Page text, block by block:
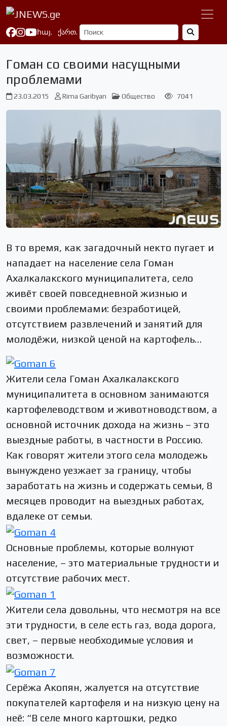
հայ. ქართ.
Гоман со своими насущными
проблемами
23.03.2015 Rima Garibyan Общество 7041
В то время, как загадочный некто пугает и
нападает на население села Гоман
Ахалкалакского муниципалитета, село
живёт своей повседневной жизнью и
своими проблемами: безработицей,
отсутствием развлечений и занятий для
молодёжи, низкой ценой на картофель…
Жители села Гоман Ахалкалакского
муниципалитета в основном занимаются
картофелеводством и животноводством, а
основной источник дохода на жизнь – это
выездные работы, в частности в Россию.
Как говорят жители этого села молодежь
вынуждено уезжает за границу, чтобы
заработать на жизнь и содержать семьи, 8
месяцев проводит на выездных работах,
вдалеке от семьи.
Основные проблемы, которые волнуют
население, – это материальные трудности и
отсутствие рабочих мест.
Жители села довольны, что несмотря на все
эти трудности, в селе есть газ, вода дорога,
свет, – первые необходимые условия и
возможности.
Серёжа Акопян, жалуется на отсутствие
покупателей картофеля и на низкую цену на
неё: “В селе много картошки, редко